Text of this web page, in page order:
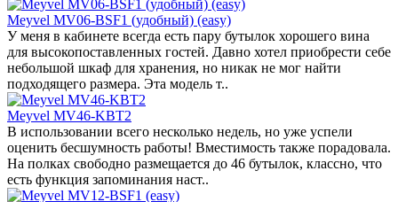
Meyvel MV06-BSF1 (удобный) (easy)
У меня в кабинете всегда есть пару бутылок хорошего вина
для высокопоставленных гостей. Давно хотел приобрести себе
небольшой шкаф для хранения, но никак не мог найти
подходящего размера. Эта модель т..
Meyvel MV46-KBT2
В использовании всего несколько недель, но уже успели
оценить бесшумность работы! Вместимость также порадовала.
На полках свободно размещается до 46 бутылок, классно, что
есть функция запоминания наст..